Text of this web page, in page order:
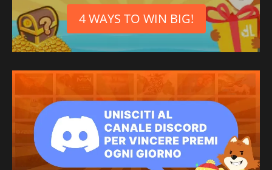
4 WAYS TO WIN BIG!